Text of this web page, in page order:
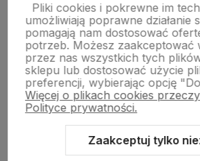
STRONY INFORMACYJNE
POMOC DLA KLIENTA
Pliki cookies i pokrewne im
umożliwiają poprawne działanie
pomagają nam dostosować
potrzeb. Możesz zaakceptować
przez nas wszystkich tych
sklepu lub dostosować użycie
preferencji, wybierając opcję
Więcej o plikach cookies
Polityce prywatności.
Zaakceptuj tylko